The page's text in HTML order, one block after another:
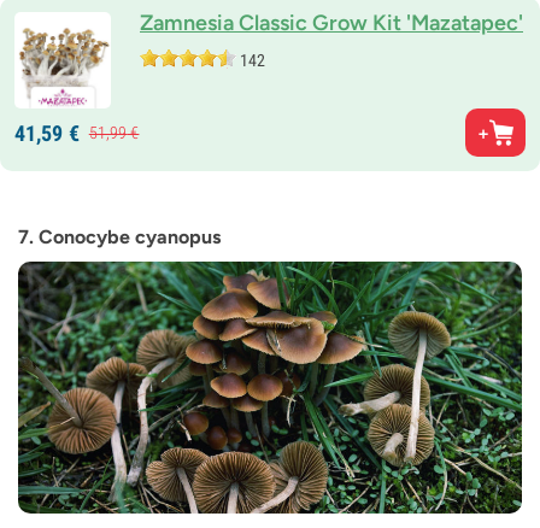
Zamnesia Classic Grow Kit 'Mazatapec'
142
41,59 € 51,99€
7. Conocybe cyanopus